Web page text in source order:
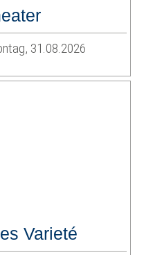
31.08.2026
Varieté